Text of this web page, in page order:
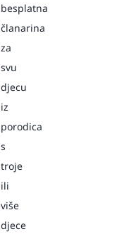
besplatna
članarina
za
svu
djecu
iz
porodica
s
troje
ili
više
djece